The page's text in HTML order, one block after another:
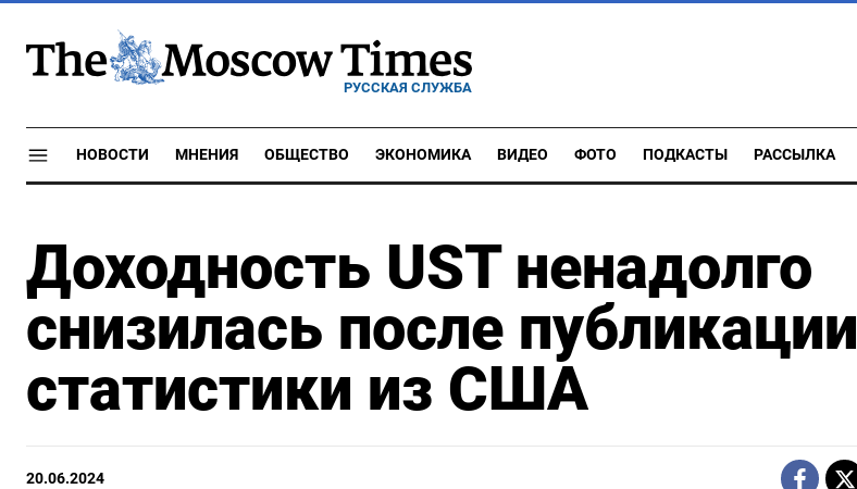
РУССКАЯ СЛУЖБА
НОВОСТИ МНЕНИЯ ОБЩЕСТВО ЭКОНОМИКА ВИДЕО ФОТО ПОДКАСТЫ РАССЫЛКА
Доходность UST ненадолго
снизилась после публикации
статистики из США
20.06.2024